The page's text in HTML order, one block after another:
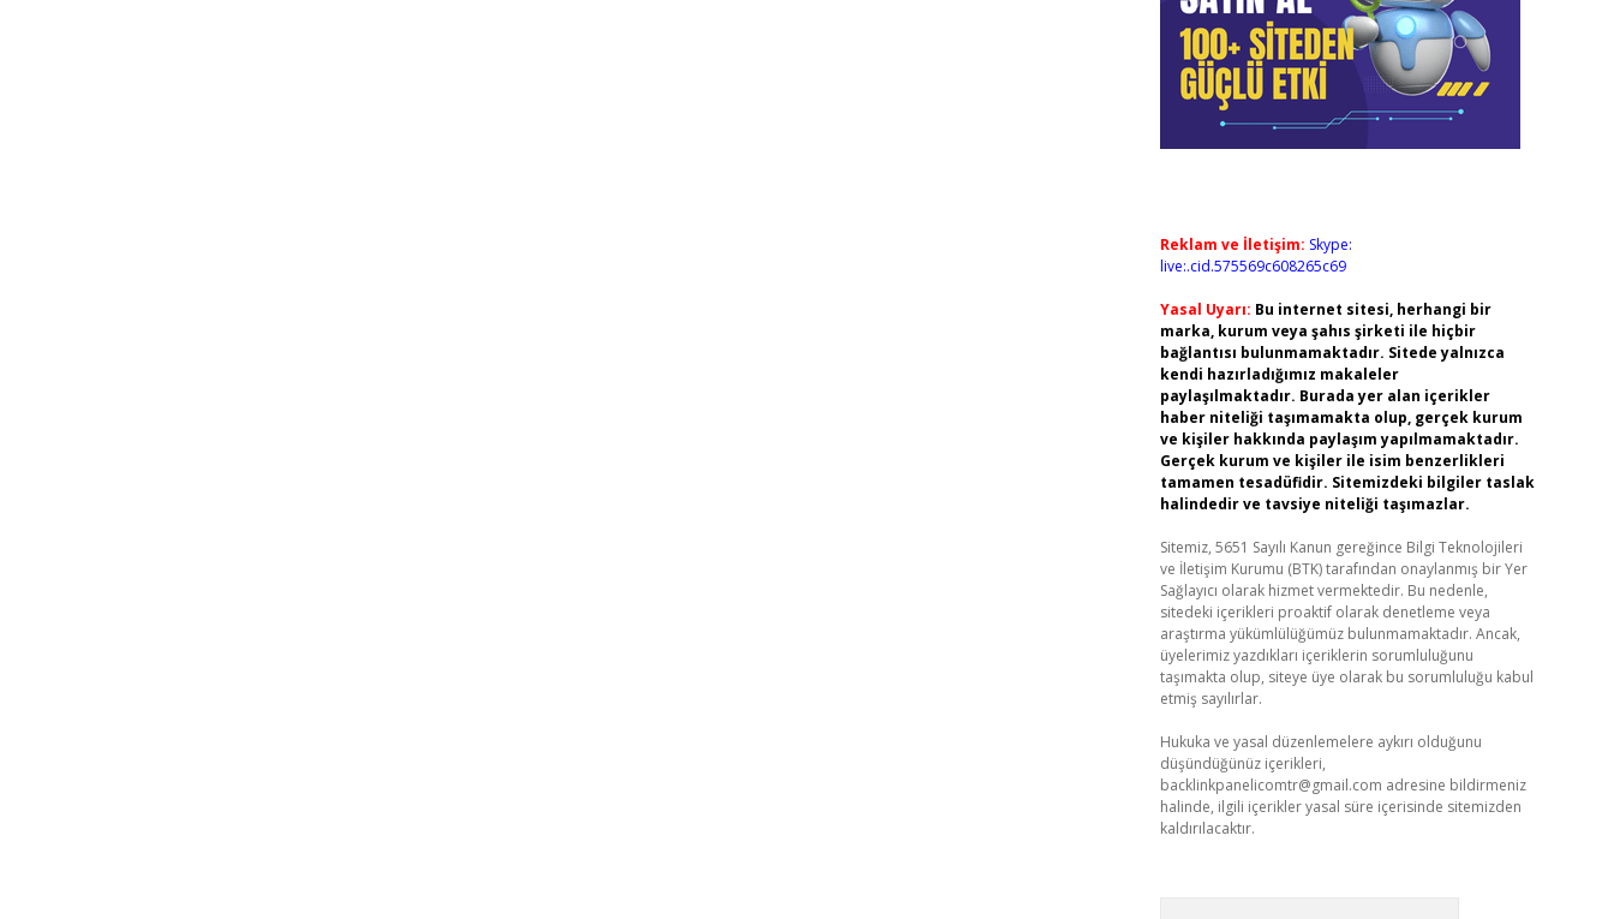
Reklam ve İletişim: Skype:
live:.cid.575569c608265c69
Yasal Uyarı: Bu internet sitesi, herhangi bir
marka, kurum veya şahıs şirketi ile hiçbir
bağlantısı bulunmamaktadır. Sitede yalnızca
kendi hazırladığımız makaleler
paylaşılmaktadır. Burada yer alan içerikler
haber niteliği taşımamakta olup, gerçek kurum
ve kişiler hakkında paylaşım yapılmamaktadır.
Gerçek kurum ve kişiler ile isim benzerlikleri
tamamen tesadüfidir. Sitemizdeki bilgiler taslak
halindedir ve tavsiye niteliği taşımazlar.
Sitemiz, 5651 Sayılı Kanun gereğince Bilgi Teknolojileri
ve İletişim Kurumu (BTK) tarafından onaylanmış bir Yer
Sağlayıcı olarak hizmet vermektedir. Bu nedenle,
sitedeki içerikleri proaktif olarak denetleme veya
araştırma yükümlülüğümüz bulunmamaktadır. Ancak,
üyelerimiz yazdıkları içeriklerin sorumluluğunu
taşımakta olup, siteye üye olarak bu sorumluluğu kabul
etmiş sayılırlar.
Hukuka ve yasal düzenlemelere aykırı olduğunu
düşündüğünüz içerikleri,
backlinkpanelicomtr@gmail.com adresine bildirmeniz
halinde, ilgili içerikler yasal süre içerisinde sitemizden
kaldırılacaktır.